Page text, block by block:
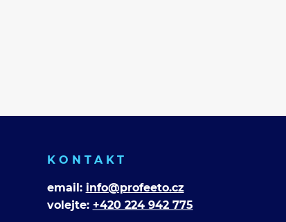
KONTAKT
email: info@profeeto.cz
volejte: +420 224 942 775